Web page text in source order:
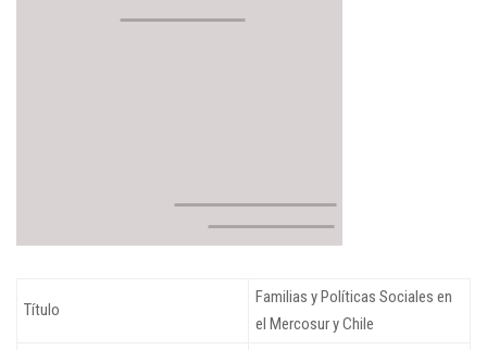
Título
Familias y Políticas Sociales en
el Mercosur y Chile